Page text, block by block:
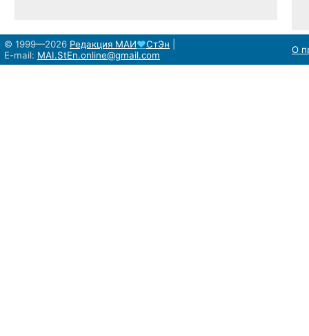
© 1999—2026 Редакция МАИ♥СтЭн
E-mail: MAI.StEn.online@gmail.com О